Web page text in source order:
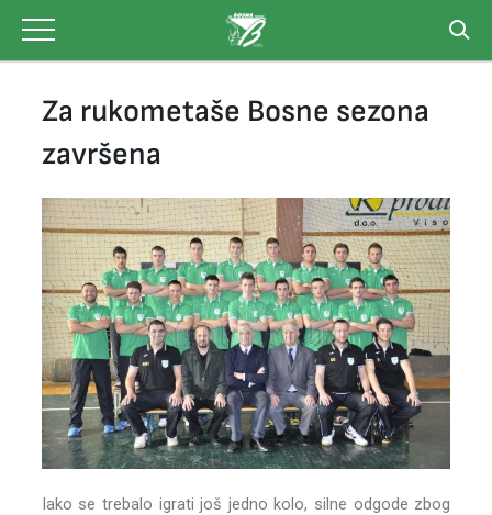
content
Za rukometaše Bosne sezona
završena
Iako se trebalo igrati još jedno kolo, silne odgode zbog